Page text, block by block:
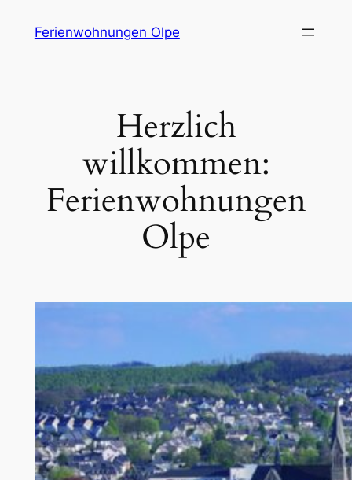
InhaltFerienwohnungen Olpe
Herzlich
willkommen:
Ferienwohnungen
Olpe